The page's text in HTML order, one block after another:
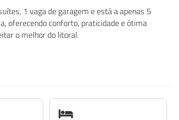
1 vaga de garagem e está a apenas 5
oferecendo conforto, praticidade e ótima
o melhor do litoral.